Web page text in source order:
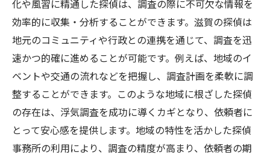
化や風習に精通した探偵は、調査の際に不可欠な情報を
効率的に収集・分析することができます。滋賀の探偵は
地元のコミュニティや行政との連携を通じて、調査を迅
速かつ的確に進めることが可能です。例えば、地域のイ
ベントや交通の流れなどを把握し、調査計画を柔軟に調
整することができます。このような地域に根ざした探偵
の存在は、浮気調査を成功に導くカギとなり、依頼者に
とって安心感を提供します。地域の特性を活かした探偵
事務所の利用により、調査の精度が高まり、依頼者の期